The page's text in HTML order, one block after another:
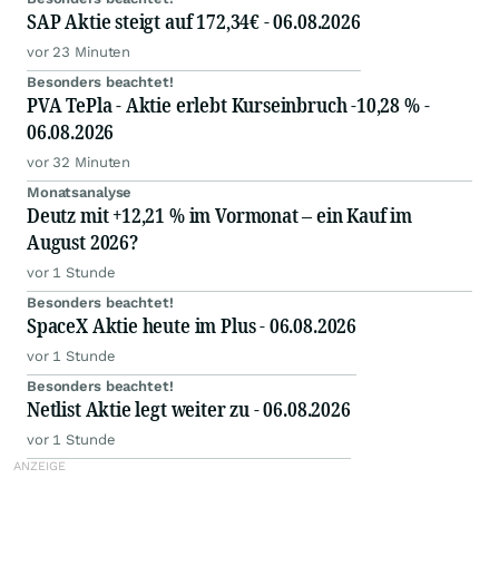
SAP Aktie steigt auf 172,34€ - 06.08.2026
vor 23 Minuten
Besonders beachtet!
PVA TePla - Aktie erlebt Kurseinbruch -10,28 % -
06.08.2026
vor 32 Minuten
Monatsanalyse
Deutz mit +12,21 % im Vormonat – ein Kauf im
August 2026?
vor 1 Stunde
Besonders beachtet!
SpaceX Aktie heute im Plus - 06.08.2026
vor 1 Stunde
Besonders beachtet!
Netlist Aktie legt weiter zu - 06.08.2026
vor 1 Stunde